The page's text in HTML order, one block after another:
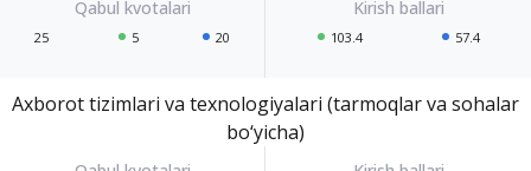
25 5 20 103.4 57.4
Axborot tizimlari va texnologiyalari (tarmoqlar va sohalar
bo‘yicha)